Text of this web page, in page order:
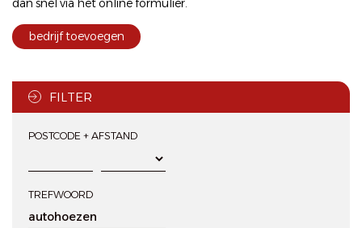
dan snel via hetonline formulier.
bedrijf toevoegen
FILTER
POSTCODE + AFSTAND
TREFWOORD